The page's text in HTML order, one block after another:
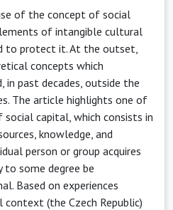
of the concept of social
of intangible cultural
to protect it. At the outset,
concepts which
in past decades, outside the
The article highlights one of
capital, which consists in
knowledge, and
person or group acquires
some degree be
Based on experiences
(the Czech Republic)